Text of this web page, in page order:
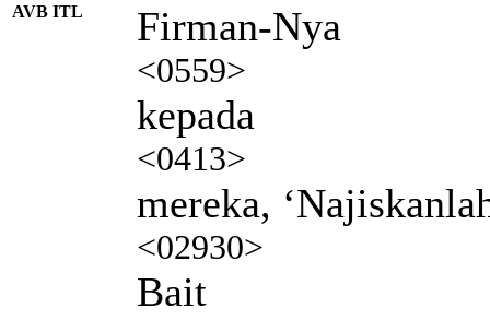
AVB ITL Firman-Nya
<0559>
kepada
<0413>
mereka,
<02930>
Bait